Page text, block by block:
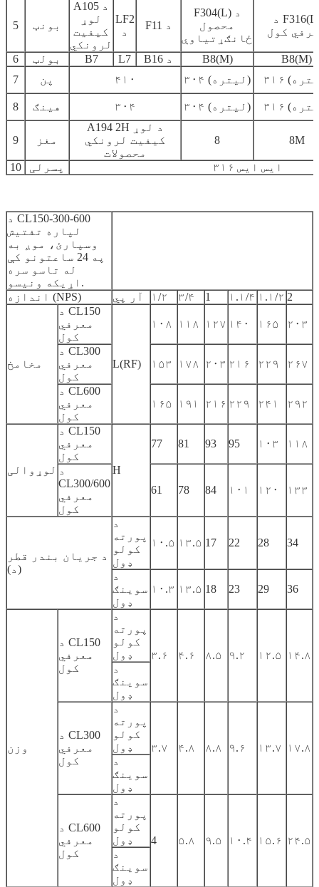
5 بونټ
A105 د
لوړ
کیفیت
لرونکي
LF2
د
F11 د
F304(L) د
محصول
ځانګړتیاوې
د F316(L)
کول
6 بولټ B7 L7 B16 د B8(M)
B8(M)
7
پن ۴۱۰ ۳۰۴ (لیتره)
8 هینګ ۳۰۴ ۳۰۴ (لیتره)
9 مغز
A194 2H د لوړ
کیفیت لرونکي
محصولات
8 8M
10 پسرلی ایس ایس ۳۱۶
د CL150-300-600
لپاره تفتیش
وسپارئ، موږ به
په 24 ساعتونو کې
له تاسو سره
اړیکه ونیسو.
اندازه (NPS)
آر پي ۱/۲ ۳/۴ 1 ۱.۱/۴ ۱.۱/۲ 2
مخامخ
د CL150
معرفي
کول
L(RF)
۱۰۸ ۱۱۸ ۱۲۷ ۱۴۰ ۱۶۵ ۲۰۳
د CL300
معرفي
کول
۱۵۳ ۱۷۸ ۲۰۳ ۲۱۶ ۲۲۹ ۲۶۷
د CL600
معرفي
کول
۱۶۵ ۱۹۱ ۲۱۶ ۲۲۹ ۲۴۱ ۲۹۲
لوړوالی
د CL150
معرفي
کول
H
77 81 93 95 ۱۰۳ ۱۱۸
د
CL300/600
معرفي
کول
61 78 84 ۱۰۱ ۱۲۰ ۱۳۳
د جریان بندر قطر
(د)
د
پورته
کولو
ډول
۱۰.۵ ۱۳.۵ 17 22 28 34
د
سوینګ
ډول
۱۰.۳ ۱۳.۵ 18 23 29 36
وزن
د CL150
معرفي
کول
د
پورته
کولو
ډول
۳.۶ ۴.۶ ۸.۵ ۹.۲ ۱۲.۵
۱۴.۸
د
سوینګ
ډول
د CL300
معرفي
کول
د
پورته
کولو
ډول
۳.۷ ۴.۸ ۸.۸ ۹.۶ ۱۳.۷
۱۷.۸
د
سوینګ
ډول
د CL600
معرفي
کول
د
پورته
کولو
ډول
4 ۵.۸ ۹.۵ ۱۰.۴ ۱۵.۶
۲۴.۵
د
سوینګ
ډول